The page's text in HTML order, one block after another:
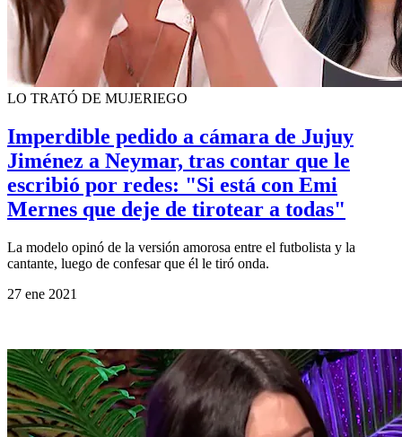
LO TRATÓ DE MUJERIEGO
Imperdible pedido a cámara de Jujuy
Jiménez a Neymar, tras contar que le
escribió por redes: "Si está con Emi
Mernes que deje de tirotear a todas"
La modelo opinó de la versión amorosa entre el futbolista y la
cantante, luego de confesar que él le tiró onda.
27 ene 2021